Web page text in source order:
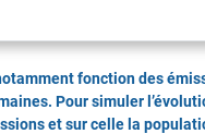
fonction des
Pour simuler
et sur celle la